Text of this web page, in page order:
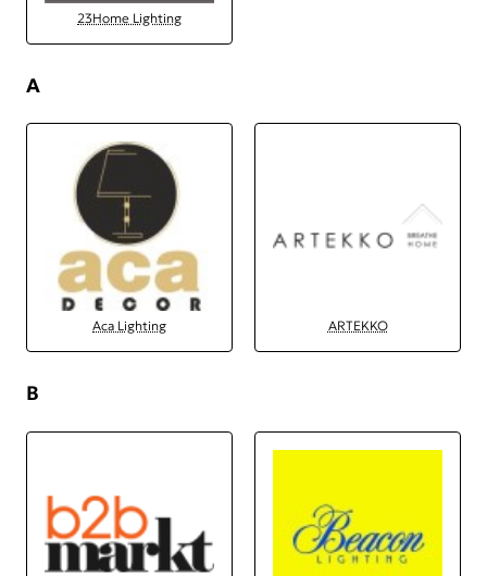
23Home Lighting
A
Aca Lighting ARTEKKO
B